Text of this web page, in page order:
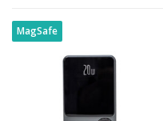
MagSafe